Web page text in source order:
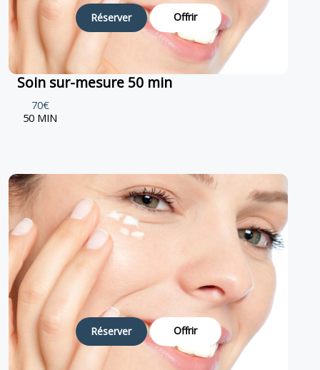
Réserver Offrir
Soin sur-mesure 50 min
70€
50 MIN
Réserver Offrir